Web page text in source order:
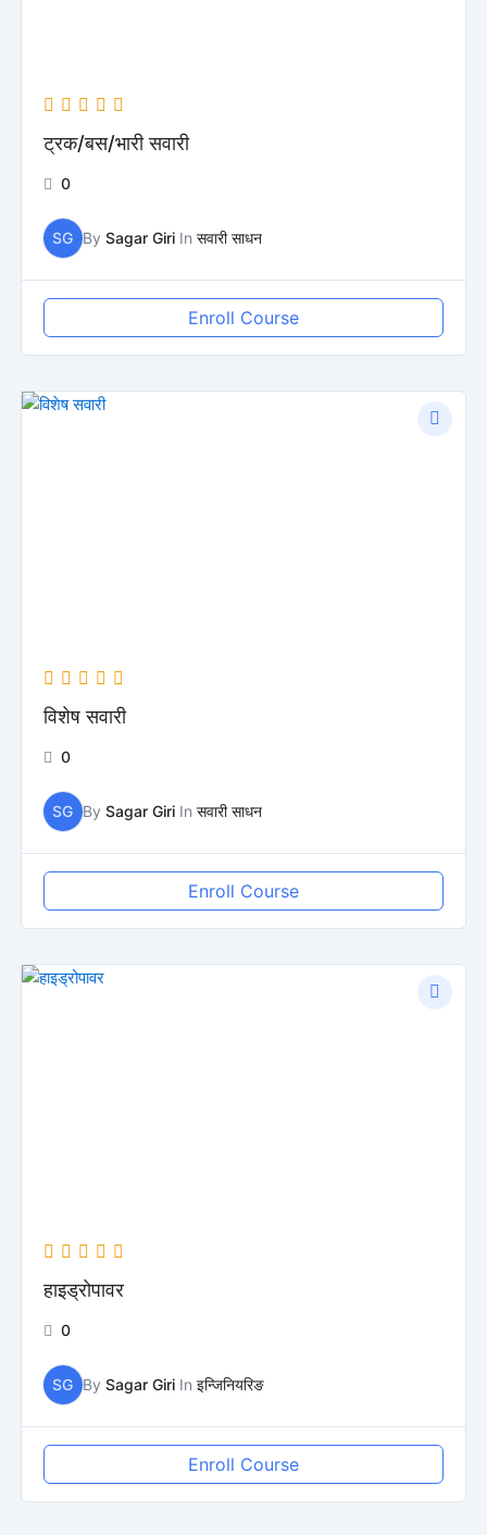
ट्रक/बस/भारी सवारी
0
SG By Sagar GiriIn सवारी साधन
Enroll Course
विशेष सवारी
0
SG By Sagar GiriIn सवारी साधन
Enroll Course
हाइड्रोपावर
0
SG By Sagar GiriIn इन्जिनियरिङ
Enroll Course